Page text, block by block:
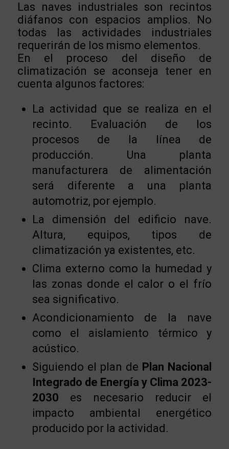
Las naves industriales son recintos
diáfanos con espacios amplios. No
todas las actividades industriales
requerirán de los mismo elementos.
En el proceso del diseño de
climatización se aconseja tener en
cuenta algunos factores:
La actividad que se realiza en el
recinto. Evaluación de los
procesos de la línea de
producción. Una planta
manufacturera de alimentación
será diferente a una planta
automotriz, por ejemplo.
La dimensión del edificio nave.
Altura, equipos, tipos de
climatización ya existentes, etc.
Clima externo como la humedad y
las zonas donde el calor o el frío
sea significativo.
Acondicionamiento de la nave
como el aislamiento térmico y
acústico.
Siguiendo el plan de Plan Nacional
Integrado de Energía y Clima 2023-
2030 es necesario reducir el
impacto ambiental energético
producido por la actividad.